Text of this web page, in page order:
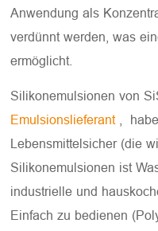
Anwendung als
verdünnt werden, was
ermöglicht.
Silikonemulsionen von
Emulsionslieferant
,
Lebensmittelsicher (die
Silikonemulsionen ist
industrielle und
Einfach zu bedienen